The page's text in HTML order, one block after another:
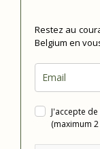
Restez au
Belgium en
J'accepte
(maximum